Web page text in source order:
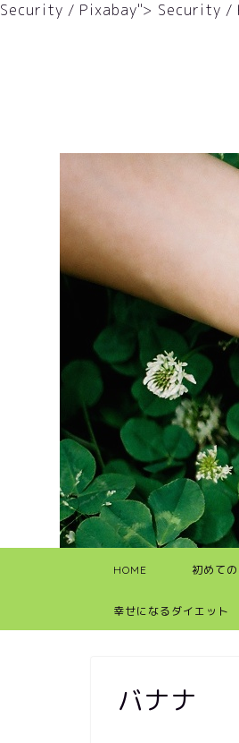
Security / Pixabay"> Security /
HOME 初めて
幸せになるダイエット
バナナ